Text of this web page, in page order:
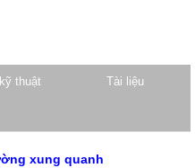
thuật Tài liệu
xung quanh